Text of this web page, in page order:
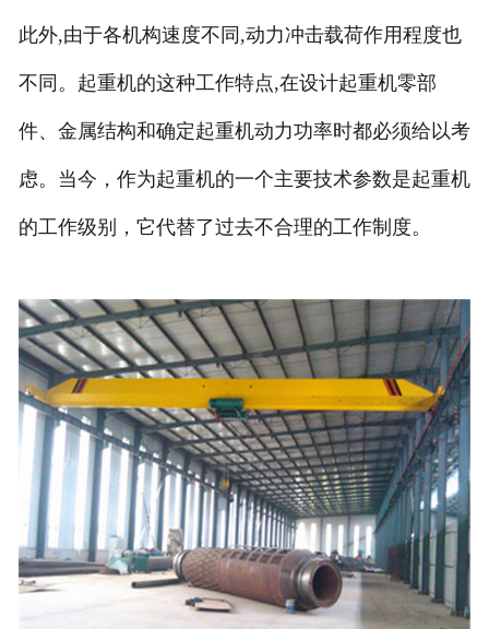
此外,由于各机构速度不同,动力冲击载荷作用程度也
不同。起重机的这种工作特点,在设计起重机零部
件、金属结构和确定起重机动力功率时都必须给以考
虑。当今，作为起重机的一个主要技术参数是起重机
的工作级别，它代替了过去不合理的工作制度。